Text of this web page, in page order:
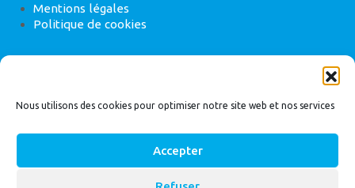
Nous utilisons des cookies pour optimiser notre site web et nos services
Accepter
Mentions légales
Politique de cookies